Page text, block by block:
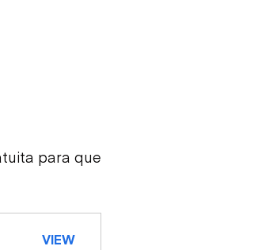
para que
VIEW